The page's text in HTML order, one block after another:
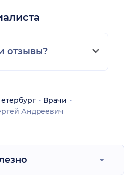
отзывы?
Врачи
Андреевич